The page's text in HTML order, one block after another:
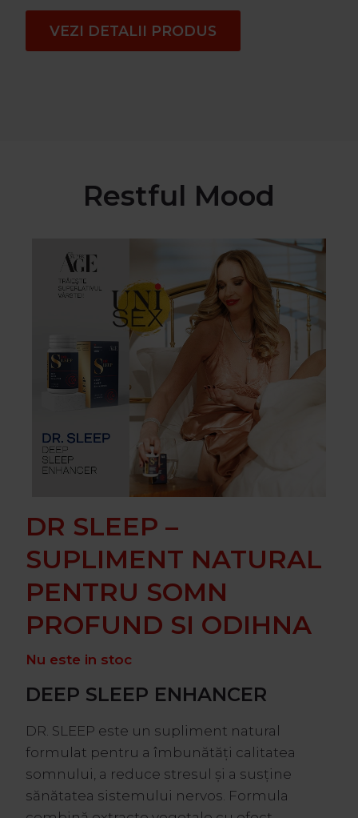
VEZI DETALII PRODUS
Restful Mood
DR SLEEP –
SUPLIMENT NATURAL
PENTRU SOMN
PROFUND SI ODIHNA
Nu este in stoc
DEEP SLEEP ENHANCER
DR. SLEEP este un supliment natural
formulat pentru a îmbunătăți calitatea
somnului, a reduce stresul și a susține
sănătatea sistemului nervos. Formula